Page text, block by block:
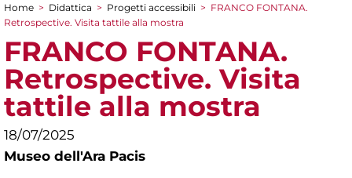
Tu sei qui
Home > Didattica > Progetti accessibili > FRANCO FONTANA.
Retrospective. Visita tattile alla mostra
FRANCO FONTANA.
Retrospective. Visita
tattile alla mostra
18/07/2025
Museo dell'Ara Pacis